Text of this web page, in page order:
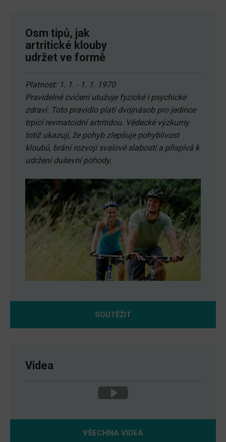
Osm tipů, jak
artritické klouby
udržet ve formě
Platnost: 1. 1. - 1. 1. 1970
Pravidelné cvičení utužuje fyzické i psychické
zdraví. Toto pravidlo platí dvojnásob pro jedince
trpící revmatoidní artritidou. Vědecké výzkumy
totiž ukazují, že pohyb zlepšuje pohyblivost
kloubů, brání rozvoji svalové slabosti a přispívá k
udržení duševní pohody.
SOUTĚŽIT
Videa
VŠECHNA VIDEA